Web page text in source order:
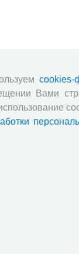
cookies-
Вами